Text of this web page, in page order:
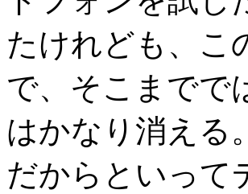
たけれども、こ
で、そこまでで
はかなり消える。
だからといって